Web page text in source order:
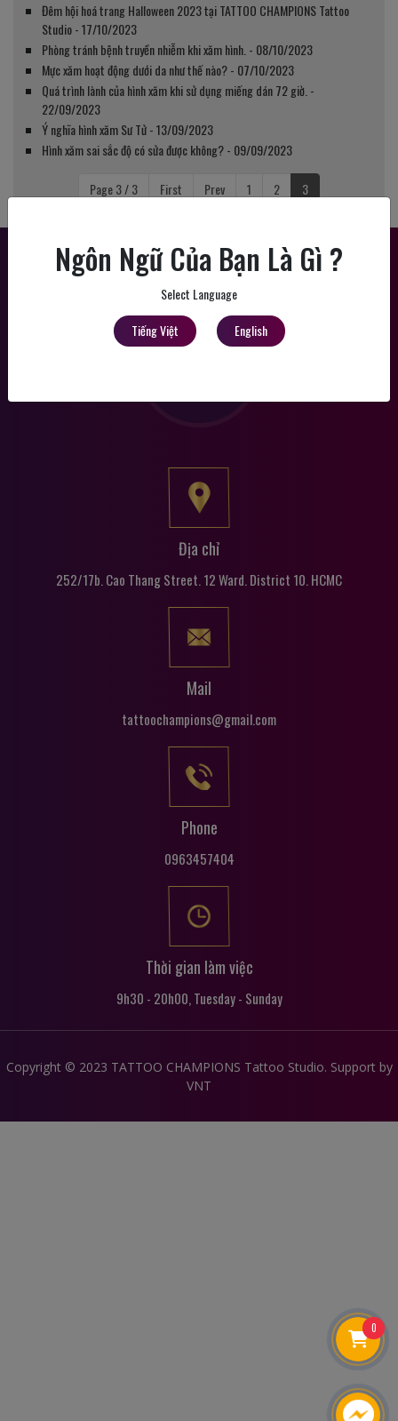
Đêm hội hoá trang Halloween 2023 tại TATTOO CHAMPIONS Tattoo
Studio - 17/10/2023
Phòng tránh bệnh truyền nhiễm khi xăm hình. - 08/10/2023
Mực xăm hoạt động dưới da như thế nào? - 07/10/2023
Quá trình lành của hình xăm khi sử dụng miếng dán 72 giờ. -
22/09/2023
Ý nghĩa hình xăm Sư Tử - 13/09/2023
Hình xăm sai sắc độ có sửa được không? - 09/09/2023
Page 3 / 3 First Prev 1 2 3
Địa chỉ
252/17b. Cao Thang Street. 12 Ward. District 10. HCMC
Mail
tattoochampions@gmail.com
Phone
0963457404
Thời gian làm việc
9h30 - 20h00, Tuesday - Sunday
Copyright © 2023 TATTOO CHAMPIONS Tattoo Studio. Support by
VNT
Ngôn Ngữ Của Bạn Là Gì ?
Select Language
Tiếng Việt
English
0